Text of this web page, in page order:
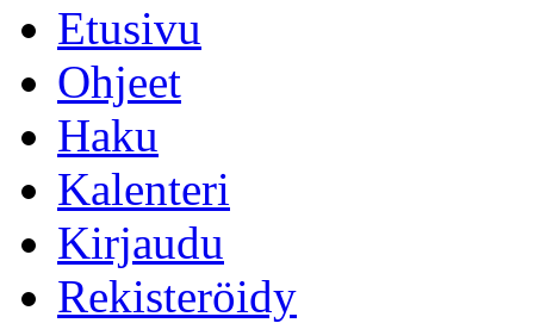
Etusivu
Ohjeet
Haku
Kalenteri
Kirjaudu
Rekisteröidy